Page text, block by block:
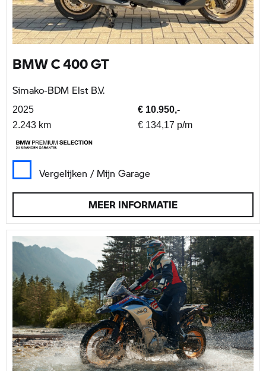
BMW C 400 GT
Simako-BDM Elst B.V.
2025
€ 10.950,-
2.243 km
€ 134,17 p/m
Vergelijken / Mijn Garage
MEER INFORMATIE